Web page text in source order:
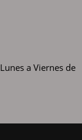
Lunes a Viernes de